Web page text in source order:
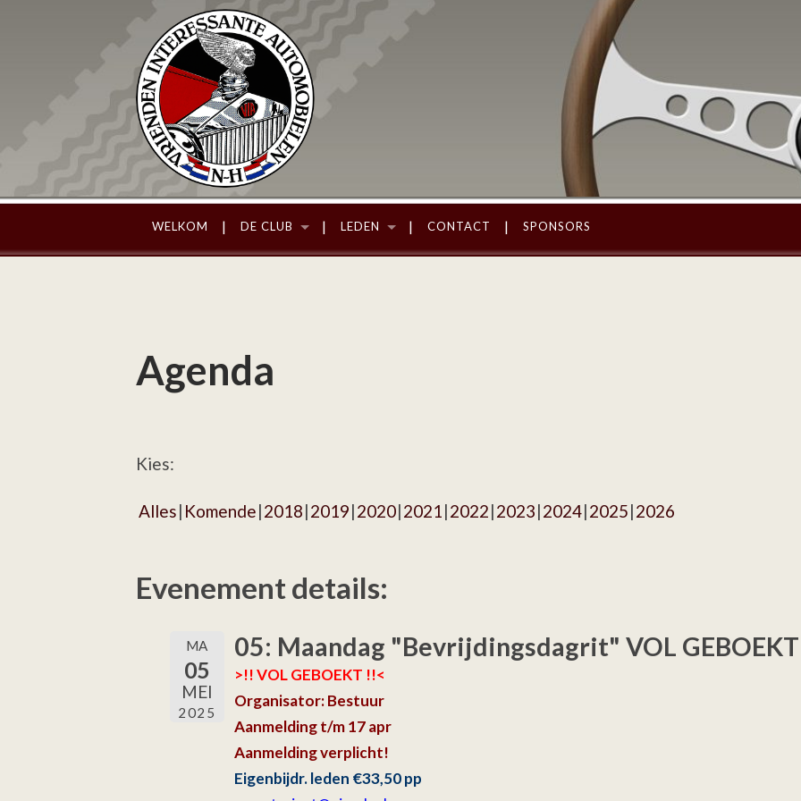
WELKOM DE CLUB LEDEN CONTACT SPONSORS
Agenda
Kies:
Alles Komende 2018 2019 2020 2021 2022 2023 2024 2025 2026
Evenement details:
MA
05
MEI
2025
05: Maandag "Bevrijdingsdagrit" VOL
>!! VOL GEBOEKT !!<
Organisator: Bestuur
Aanmelding t/m 17 apr
Aanmelding verplicht!
Eigenbijdr. leden €33,50 pp